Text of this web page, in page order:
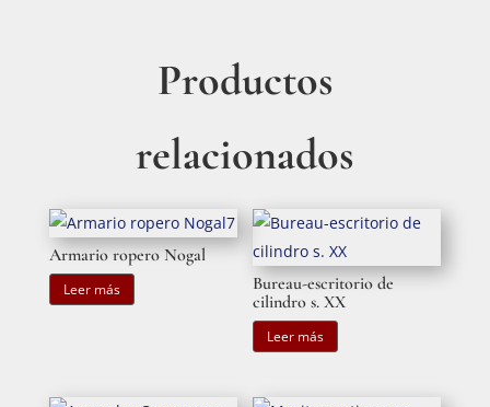
Productos
relacionados
Armario ropero Nogal
Leer más
Bureau-escritorio de
cilindro s. XX
Leer más